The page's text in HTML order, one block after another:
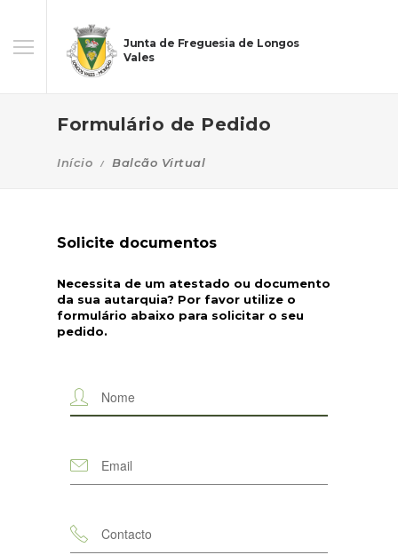
Junta de Freguesia de Longos
Vales
Formulário de Pedido
Início Balcão Virtual
Solicite documentos
Necessita de um atestado ou documento
da sua autarquia? Por favor utilize o
formulário abaixo para solicitar o seu
pedido.